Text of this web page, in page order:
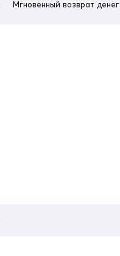
Мгновенный возврат денег